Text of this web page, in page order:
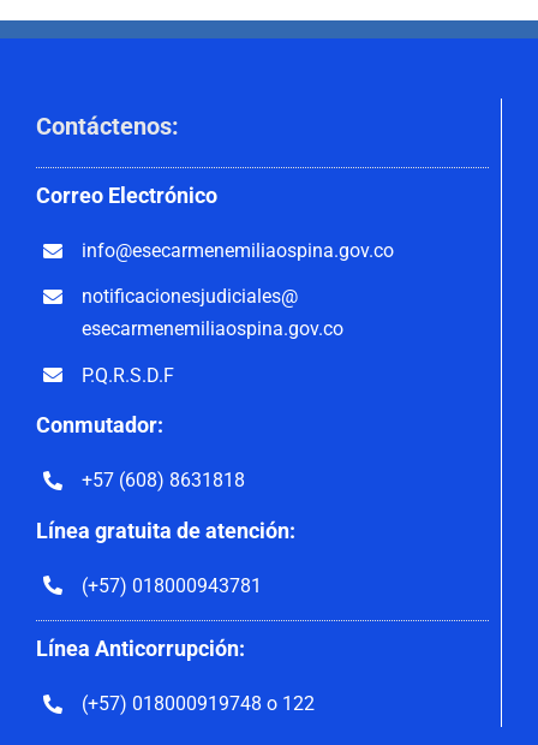
Contáctenos:
Correo Electrónico
info@esecarmenemiliaospina.gov.co
notificacionesjudiciales@
esecarmenemiliaospina.gov.co
P.Q.R.S.D.F
Conmutador:
+57 (608) 8631818
Línea gratuita de atención:
(+57) 018000943781
Línea Anticorrupción:
(+57) 018000919748 o 122